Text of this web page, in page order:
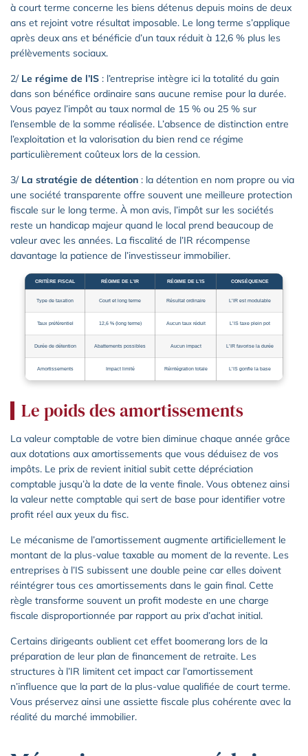
à court terme concerne les biens détenus depuis moins de deux
ans et rejoint votre résultat imposable. Le long terme s’applique
après deux ans et bénéficie d’un taux réduit à 12,6 % plus les
prélèvements sociaux.
2/ Le régime de l’IS : l’entreprise intègre ici la totalité du gain
dans son bénéfice ordinaire sans aucune remise pour la durée.
Vous payez l’impôt au taux normal de 15 % ou 25 % sur
l’ensemble de la somme réalisée. L’absence de distinction entre
l’exploitation et la valorisation du bien rend ce régime
particulièrement coûteux lors de la cession.
3/ La stratégie de détention : la détention en nom propre ou via
une société transparente offre souvent une meilleure protection
fiscale sur le long terme. À mon avis, l’impôt sur les sociétés
reste un handicap majeur quand le local prend beaucoup de
valeur avec les années. La fiscalité de l’IR récompense
davantage la patience de l’investisseur immobilier.
CRITÈRE FISCAL RÉGIME DE L’IR RÉGIME DE L’IS CONSÉQUENCE
Type de taxation Court et long terme Résultat ordinaire L’IR est modulable
Taux préférentiel 12,6 % (long terme) Aucun taux réduit L’IS taxe plein pot
Durée de détention Abattements possibles Aucun impact L’IR favorise la durée
Amortissements Impact limité Réintégration totale L’IS gonfle la base
Le poids des amortissements
La valeur comptable de votre bien diminue chaque année grâce
aux dotations aux amortissements que vous déduisez de vos
impôts. Le prix de revient initial subit cette dépréciation
comptable jusqu’à la date de la vente finale. Vous obtenez ainsi
la valeur nette comptable qui sert de base pour identifier votre
profit réel aux yeux du fisc.
Le mécanisme de l’amortissement augmente artificiellement le
montant de la plus-value taxable au moment de la revente. Les
entreprises à l’IS subissent une double peine car elles doivent
réintégrer tous ces amortissements dans le gain final. Cette
règle transforme souvent un profit modeste en une charge
fiscale disproportionnée par rapport au prix d’achat initial.
Certains dirigeants oublient cet effet boomerang lors de la
préparation de leur plan de financement de retraite. Les
structures à l’IR limitent cet impact car l’amortissement
n’influence que la part de la plus-value qualifiée de court terme.
Vous préservez ainsi une assiette fiscale plus cohérente avec la
réalité du marché immobilier.